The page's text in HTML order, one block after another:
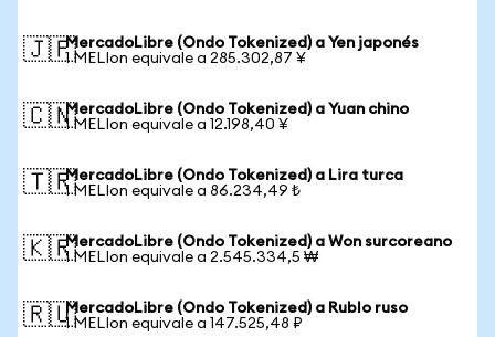
🇯🇵MercadoLibre (Ondo Tokenized) a Yen japonés
1 MELIon equivale a 285.302,87 ¥
🇨🇳MercadoLibre (Ondo Tokenized) a Yuan chino
1 MELIon equivale a 12.198,40 ¥
🇹🇷MercadoLibre (Ondo Tokenized) a Lira turca
1 MELIon equivale a 86.234,49 ₺
🇰🇷MercadoLibre (Ondo Tokenized) a Won surcoreano
1 MELIon equivale a 2.545.334,5 ₩
🇷🇺MercadoLibre (Ondo Tokenized) a Rublo ruso
1 MELIon equivale a 147.525,48 ₽